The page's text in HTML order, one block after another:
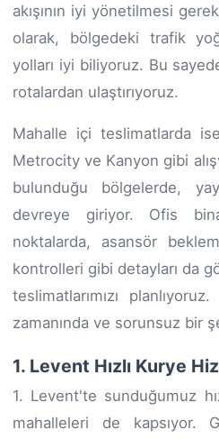
akışının iyi yönetilmesi
olarak, bölgedeki trafik
yolları iyi biliyoruz. Bu
rotalardan ulaştırıyoruz.
Mahalle içi teslimatlarda
Metrocity ve Kanyon gibi
bulunduğu bölgelerde,
devreye giriyor. Ofis
noktalarda, asansör
kontrolleri gibi detayları da
teslimatlarımızı
zamanında ve sorunsuz bir
1. Levent Hızlı Kurye
1. Levent'te sunduğumuz
mahalleleri de kapsıyor.